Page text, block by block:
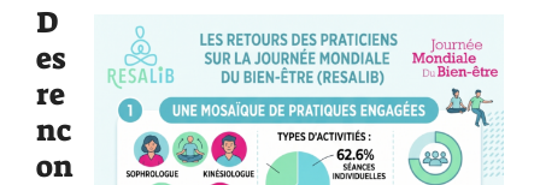
D
es
re
nc
on